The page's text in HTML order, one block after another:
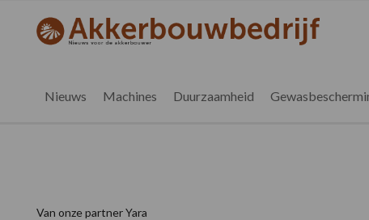
hoofdnavigatie
eerste
voettekst
akkerbouwbedrijf.be
Nieuws
Nieuws Machines Duurzaamheid
Van onze partner Yara